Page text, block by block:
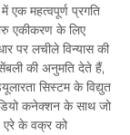
एक महत्वपूर्ण प्रगति
एकीकरण के लिए
पर लचीले विन्यास की
की अनुमति देते हैं,
सिस्टम के विद्युत
कनेक्शन के साथ जो
एरे के वक्र को